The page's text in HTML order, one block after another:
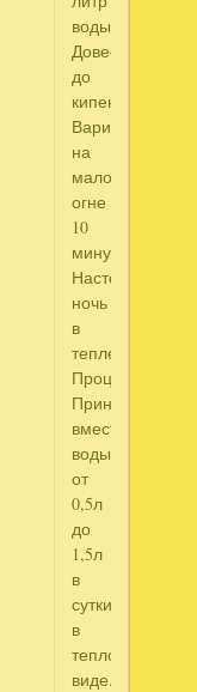
воды.
Довести
до
кипения.
Варить
на
малом
огне
10
минут.
Настоять
ночь
в
тепле.
Процедить.
Принимать
вместо
воды
от
0,5л
до
1,5л
в
сутки
в
теплом
виде.